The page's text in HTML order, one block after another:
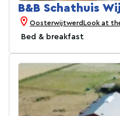
B&B Schathuis
OosterwijtwerdLook at
Bed & breakfast